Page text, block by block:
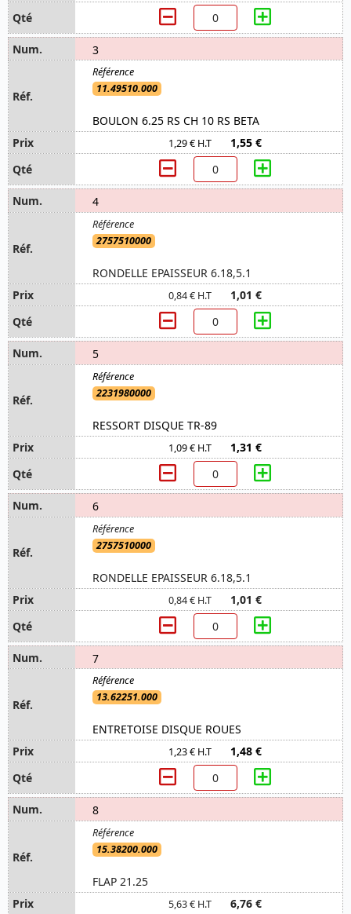
3
11.49510.000
BOULON 6.25 RS CH 10 RS BETA
1,29 € H.T 1,55 €
4
2757510000
RONDELLE EPAISSEUR 6.18,5.1
0,84 € H.T 1,01 €
5
2231980000
RESSORT DISQUE TR-89
1,09 € H.T 1,31 €
6
2757510000
RONDELLE EPAISSEUR 6.18,5.1
0,84 € H.T 1,01 €
7
13.62251.000
ENTRETOISE DISQUE ROUES
1,23 € H.T 1,48 €
8
15.38200.000
FLAP 21.25
5,63 € H.T 6,76 €